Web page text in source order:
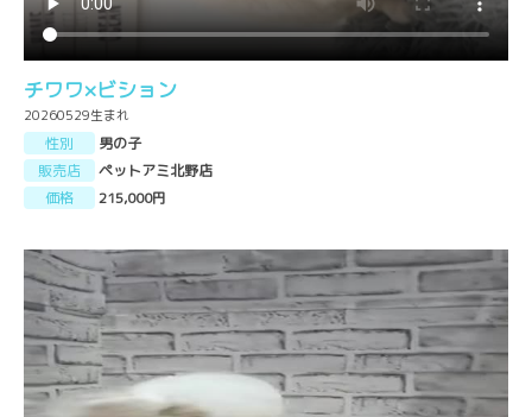
チワワ×ビション
20260529生まれ
性別
男の子
販売店
ペットアミ北野店
価格
215,000円